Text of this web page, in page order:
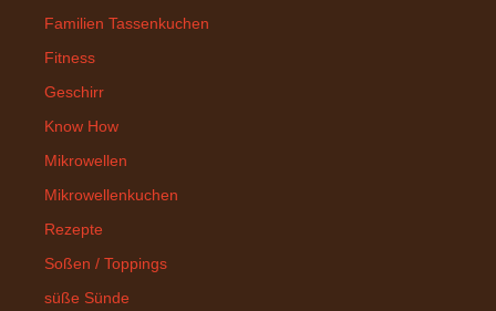
Familien Tassenkuchen
Fitness
Geschirr
Know How
Mikrowellen
Mikrowellenkuchen
Rezepte
Soßen / Toppings
süße Sünde